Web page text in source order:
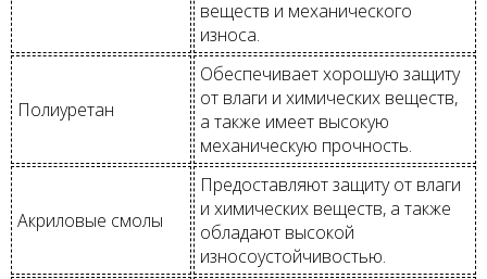
веществ и механического
износа.
Полиуретан
Обеспечивает хорошую защиту
от влаги и химических веществ,
а также имеет высокую
механическую прочность.
Акриловые смолы
Предоставляют защиту от влаги
и химических веществ, а также
обладают высокой
износоустойчивостью.